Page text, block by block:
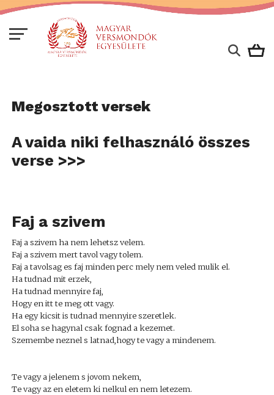
Megosztott versek
A vaida niki felhasználó összes
verse >>>
Faj a szivem
Faj a szivem ha nem lehetsz velem.
Faj a szivem mert tavol vagy tolem.
Faj a tavolsag es faj minden perc mely nem veled mulik el.
Ha tudnad mit erzek,
Ha tudnad mennyire faj,
Hogy en itt te meg ott vagy.
Ha egy kicsit is tudnad mennyire szeretlek.
El soha se hagynal csak fognad a kezemet.
Szemembe neznel s latnad,hogy te vagy a mindenem.
Te vagy a jelenem s jovom nekem,
Te vagy az en eletem ki nelkul en nem letezem.